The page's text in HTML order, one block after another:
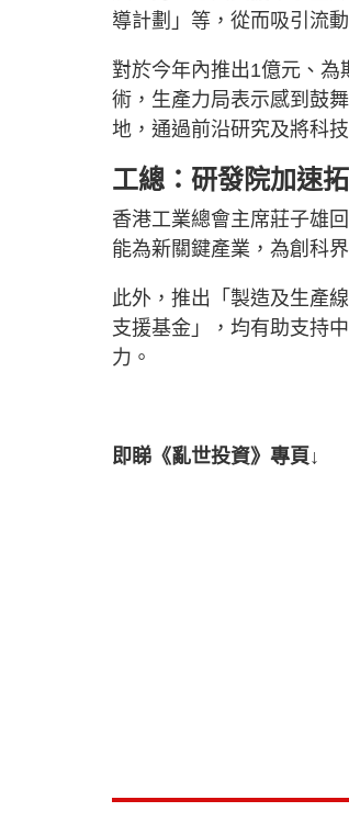
導計劃」等，從而吸引流
對於今年內推出1億元、為
術，生產力局表示感到鼓
地，通過前沿研究及將科
工總：研發院加速
香港工業總會主席莊子雄
能為新關鍵產業，為創科
此外，推出「製造及生產
支援基金」，均有助支持
力。
即睇《亂世投資》專頁↓